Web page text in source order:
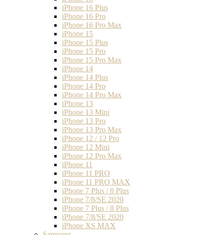
iPhone 16 Plus
iPhone 16 Pro
iPhone 16 Pro Max
iPhone 15
iPhone 15 Plus
iPhone 15 Pro
iPhone 15 Pro Max
iPhone 14
iPhone 14 Plus
iPhone 14 Pro
iPhone 14 Pro Max
iPhone 13
iPhone 13 Mini
iPhone 13 Pro
iPhone 13 Pro Max
iPhone 12 / 12 Pro
iPhone 12 Mini
iPhone 12 Pro Max
iPhone 11
iPhone 11 PRO
iPhone 11 PRO MAX
iPhone 7 Plus / 8 Plus
iPhone 7/8/SE 2020
iPhone 7 Plus / 8 Plus
iPhone 7/8/SE 2020
iPhone XS MAX